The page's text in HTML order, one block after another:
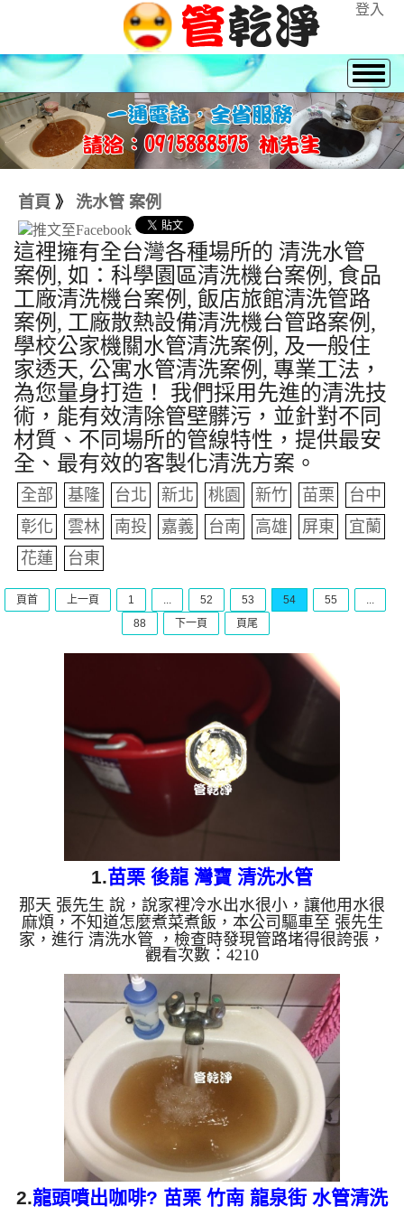
登入
首頁 》 洗水管 案例
這裡擁有全台灣各種場所的 清洗水管
案例, 如：科學園區清洗機台案例, 食品
工廠清洗機台案例, 飯店旅館清洗管路
案例, 工廠散熱設備清洗機台管路案例,
學校公家機關水管清洗案例, 及一般住
家透天, 公寓水管清洗案例, 專業工法，
為您量身打造！ 我們採用先進的清洗技
術，能有效清除管壁髒污，並針對不同
材質、不同場所的管線特性，提供最安
全、最有效的客製化清洗方案。
全部 基隆 台北 新北 桃園 新竹 苗栗
台中
彰化
雲林 南投 嘉義 台南 高雄 屏東
宜蘭
花蓮
台東
頁首 上一頁 1 ... 52 53 54 55
...
88
下一頁 頁尾
1.苗栗 後龍 灣寶 清洗水管
那天 張先生 說，說家裡冷水出水很小，讓他用水很
麻煩，不知道怎麼煮菜煮飯，本公司驅車至 張先生
家，進行 清洗水管 ，檢查時發現管路堵得很誇張，
連熱水軟管也堵到幾乎沒空間，如下圖，本公司架起
高周波水管清洗機，注入 檸檬酸 至水管，等候約15
分鐘，利用 水管清洗機 ，開啟 水槌 模式，把水管內
的污垢及異物沖出來，一開始水龍頭出水呈現黃白
色，就像牛奶一樣，如下影片，張先生 說，我家水
管裡怎麼這麼多髒東西!! 如是自來水，如水管老化，
會產生鐵鏽跟泥沙堆積，洗出來的水就會是咖啡色，
地下水含有氧化...
觀看次數：4210
2.龍頭噴出咖啡? 苗栗 竹南 龍泉街 水管清洗